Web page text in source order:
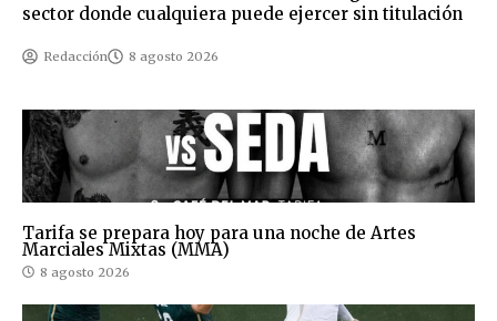
sector donde cualquiera puede ejercer sin titulación
Redacción 8 agosto 2026
Tarifa se prepara hoy para una noche de Artes
Marciales Mixtas (MMA)
8 agosto 2026